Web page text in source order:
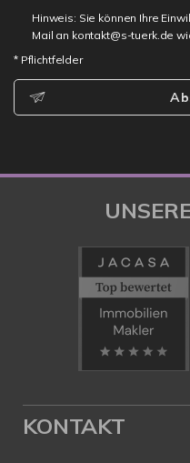
Hinweis: Sie können Ihre
Mail an kontakt@s-tuerk.de
* Pflichtfelder
KONTAKT